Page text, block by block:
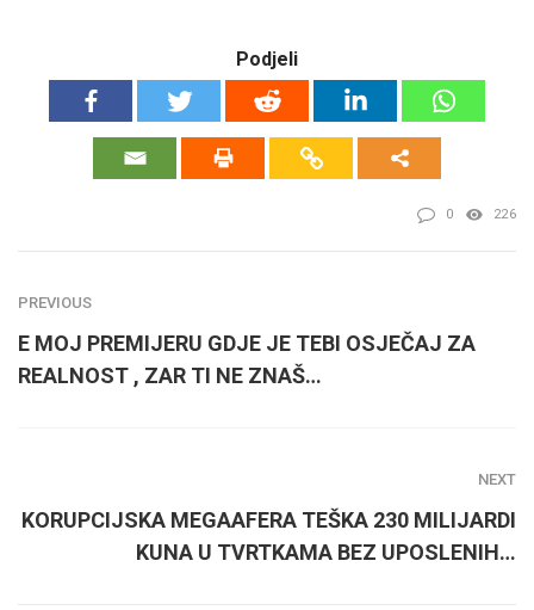
Podjeli
0 226
PREVIOUS
E MOJ PREMIJERU GDJE JE TEBI OSJEČAJ ZA
REALNOST , ZAR TI NE ZNAŠ…
NEXT
KORUPCIJSKA MEGAAFERA TEŠKA 230 MILIJARDI
KUNA U TVRTKAMA BEZ UPOSLENIH…